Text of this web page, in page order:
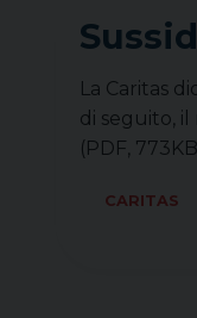
La Caritas
di seguito,
(PDF,
CARITAS